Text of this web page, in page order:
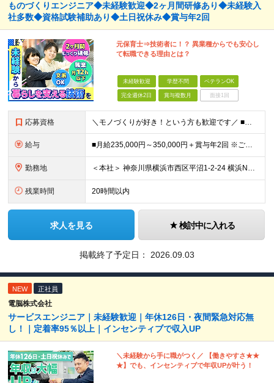
ものづくりエンジニア◆未経験歓迎◆2ヶ月間研修あり◆未経験入
社多数◆資格試験補助あり◆土日祝休み◆賞与年2回
元保育士⇒技術者に！？ 異業種からでも安心し
て転職できる理由とは？
未経験歓迎 学歴不問 ベテランOK
完全週休2日 賞与複数月 面接1回
応募資格 ＼モノづくりが好き！という方も歓迎です／ ■学歴不問 ■39歳までの方（長期キャリア形成のため） ■未経験歓迎！ ………………………………… 教育制度が整っているため、 完全未経験、文系出身の方も 安
給与 ■月給235,000円～350,000円＋賞与年2回 ※ご経験・能力に応じて給与を決定いたします ※残業が発生した場合は別途全額支給いたします ※試用期間3ヶ月（条件変更なし）
勤務地 ＜本社＞ 神奈川県横浜市西区平沼1-2-24 横浜NTビル3F ※基本的な勤務地は ＜神奈川県内中心＞となります。 ---------------------------------- 万が一、派遣
残業時間 20時間以内
求人を見る 検討中に入れる
掲載終了予定日： 2026.09.03
NEW 正社員
電脳株式会社
サービスエンジニア｜未経験歓迎｜年休126日・夜間緊急対応無
し！｜定着率95％以上｜インセンティブで収入UP
＼未経験から手に職がつく／ 【働きやすさ★★
★】でも、インセンティブで年収UPが叶う！